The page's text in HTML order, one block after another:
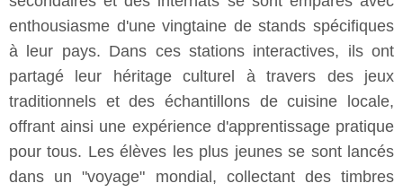
enthousiasme d'une vingtaine de stands spécifiques
à leur pays. Dans ces stations interactives, ils ont
partagé leur héritage culturel à travers des jeux
traditionnels et des échantillons de cuisine locale,
offrant ainsi une expérience d'apprentissage pratique
pour tous. Les élèves les plus jeunes se sont lancés
dans un "voyage" mondial, collectant des timbres